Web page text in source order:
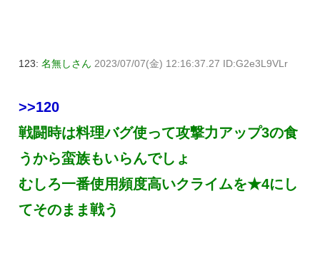
123: 名無しさん 2023/07/07(金) 12:16:37.27 ID:G2e3L9VLr
>>120
戦闘時は料理バグ使って攻撃力アップ3の食
うから蛮族もいらんでしょ
むしろ一番使用頻度高いクライムを★4にし
てそのまま戦う